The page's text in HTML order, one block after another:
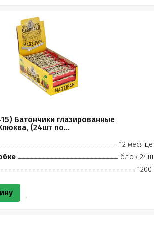
Батончики глазированные
(24шт по...
12
блок
1200